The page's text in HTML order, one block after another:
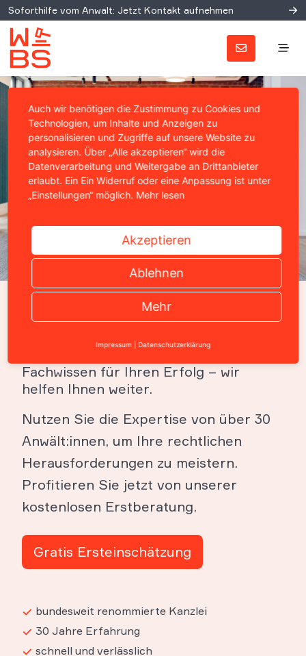
Soforthilfe vom Anwalt: Jetzt Kontakt aufnehmen
WBS.LEGAL
Fachwissen für Ihren Erfolg – wir
helfen Ihnen weiter.
Nutzen Sie die Expertise von über 30
Anwält:innen, um Ihre rechtlichen
Herausforderungen zu meistern.
Profitieren Sie jetzt von unserer
kostenlosen Erstberatung.
Gratis Ersteinschätzung
bundesweit renommierte Kanzlei
30 Jahre Erfahrung
schnell und verlässlich
Auch wir benötigen die Zustimmung zu Cookies und
Technologien, um Inhalte und Anzeigen zu
personalisieren und Zugriffe auf unsere Website zu
analysieren. Über „Alle akzeptieren“ wird die
Datenverarbeitung und Weitergabe an Drittanbieter
erlaubt. Ein Ein Widerruf oder eine Anpassung ist unter
„Einstellungen“ möglich. Mehr lesen
Akzeptieren
Ablehnen
Mehr
Impressum Datenschutzerklärung